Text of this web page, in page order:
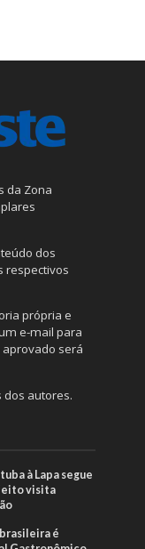
da Zona
dos
respectivos
própria e
e-mail para
será
dos autores.
à Lapa segue
visita
é